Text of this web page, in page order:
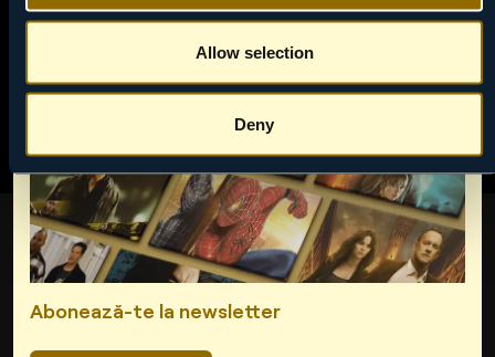
Allow selection
Deny
Abonează-te la newsletter